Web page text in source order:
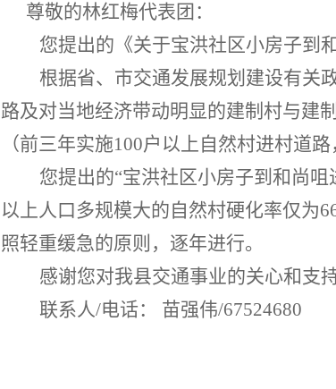
尊敬的林红梅代表团 ：
您提出的《关于宝洪社区小房子到
根据省、市交通发展规划建设有关政
路及对当地经济带动明显的建制村与建
（前三年实施100户以上自然村进村道
您提出的“宝洪社区小房子到和尚
以上人口多规模大的自然村硬化率仅为
照轻重缓急的原则，逐年进行。
感谢您对我县交通事业的关心和支持
联系人/电话： 苗强伟/67524680